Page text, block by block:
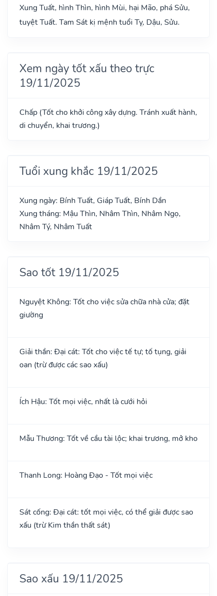
Xung Tuất, hình Thìn, hình Mùi, hại Mão, phá Sửu,
tuyệt Tuất. Tam Sát kị mệnh tuổi Tỵ, Dậu, Sửu.
Xem ngày tốt xấu theo trực
19/11/2025
Chấp (Tốt cho khởi công xây dựng. Tránh xuất hành,
di chuyển, khai trương.)
Tuổi xung khắc 19/11/2025
Xung ngày: Bính Tuất, Giáp Tuất, Bính Dần
Xung tháng: Mậu Thìn, Nhâm Thìn, Nhâm Ngọ,
Nhâm Tý, Nhâm Tuất
Sao tốt 19/11/2025
Nguyệt Không: Tốt cho việc sửa chữa nhà cửa; đặt
giường
Giải thần: Đại cát: Tốt cho việc tế tự; tố tụng, giải
oan (trừ được các sao xấu)
Ích Hậu: Tốt mọi việc, nhất là cưới hỏi
Mẫu Thương: Tốt về cầu tài lộc; khai trương, mở kho
Thanh Long: Hoàng Đạo - Tốt mọi việc
Sát cống: Đại cát: tốt mọi việc, có thể giải được sao
xấu (trừ Kim thần thất sát)
Sao xấu 19/11/2025